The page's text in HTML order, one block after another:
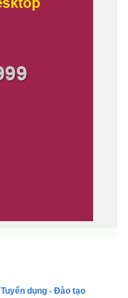
Tuyển dụng - Đào tạo